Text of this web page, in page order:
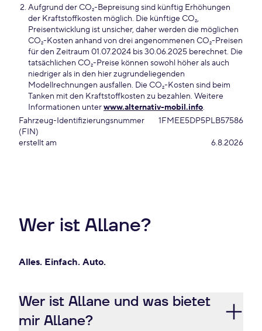
Aufgrund der CO₂-Bepreisung sind künftig Erhöhungen
der Kraftstoffkosten möglich. Die künftige CO₂,
Preisentwicklung ist unsicher, daher werden die möglichen
CO₂-Kosten anhand von drei angenommenen CO₂-Preisen
für den Zeitraum 01.07.2024 bis 30.06.2025 berechnet. Die
tatsächlichen CO₂-Preise können sowohl höher als auch
niedriger als in den hier zugrundeliegenden
Modellrechnungen ausfallen. Die CO₂-Kosten sind beim
Tanken mit den Kraftstoffkosten zu bezahlen. Weitere
Informationen unterwww.alternativ-mobil.info.
Fahrzeug-Identifizierungsnummer
(FIN)
1FMEE5DP5PLB57586
erstellt am 6.8.2026
Wer ist Allane?
Alles. Einfach. Auto.
Wer ist Allane und was bietet
mir Allane?